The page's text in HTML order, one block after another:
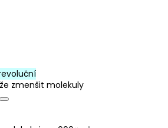
zmenšit molekuly